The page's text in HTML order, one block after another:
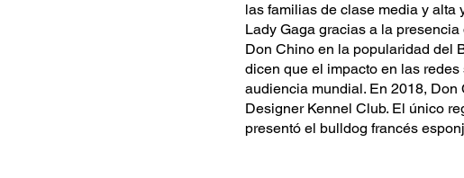
las familias de clase media y alta
Lady Gaga gracias a la
Don Chino en la popularidad del
dicen que el impacto en las
audiencia mundial. En 2018, Don
Designer Kennel Club. El único
presentó el bulldog francés